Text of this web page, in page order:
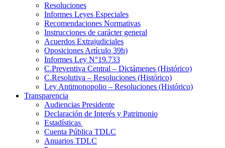
Resoluciones
Informes Leyes Especiales
Recomendaciones Normativas
Instrucciones de carácter general
Acuerdos Extrajudiciales
Oposiciones Artículo 39h)
Informes Ley N°19.733
C.Preventiva Central – Dictámenes (Histórico)
C.Resolutiva – Resoluciones (Histórico)
Ley Antimonopolio – Resoluciones (Histórico)
Transparencia
Audiencias Presidente
Declaración de Interés y Patrimonio
Estadísticas
Cuenta Pública TDLC
Anuarios TDLC